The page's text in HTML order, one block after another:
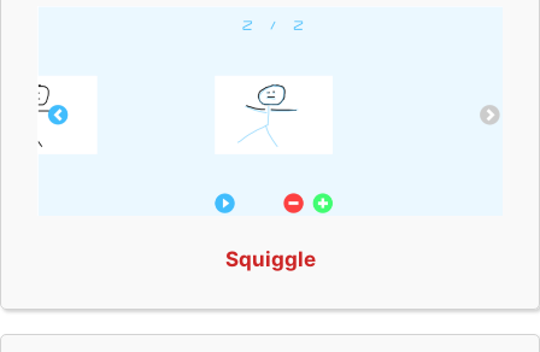
Squiggle